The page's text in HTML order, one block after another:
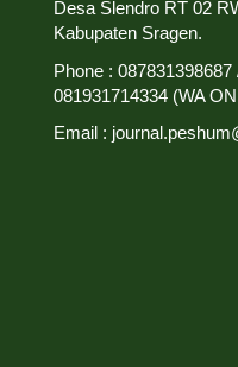
Desa Slendro RT 02
Kabupaten Sragen.
Phone : 087831398687
081931714334 (WA
Email :